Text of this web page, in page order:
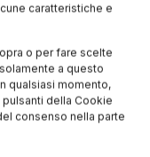
caratteristiche e
o per fare scelte
a questo
qualsiasi momento,
della Cookie
consenso nella parte